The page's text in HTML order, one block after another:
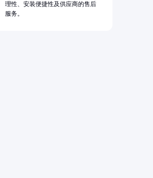
理性、安装便捷性及供应商的售后
服务。